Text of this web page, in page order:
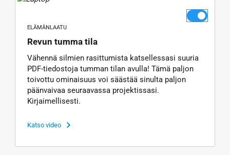
ELÄMÄNLAATU
Revun tumma tila
Vähennä silmien rasittumista katsellessasi suuria
PDF-tiedostoja tumman tilan avulla! Tämä paljon
toivottu ominaisuus voi säästää sinulta paljon
päänvaivaa seuraavassa projektissasi.
Kirjaimellisesti.
Katso video